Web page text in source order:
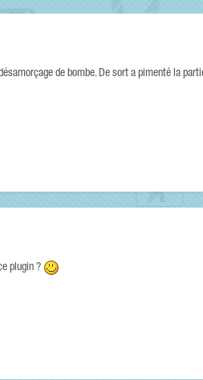
de bombe. De sort a pimenté la
plugin ?